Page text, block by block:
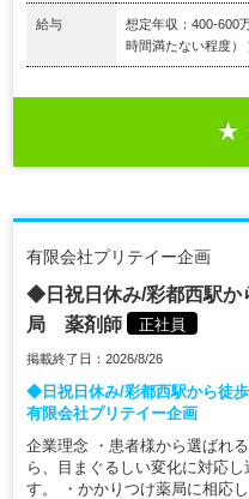
給与
想定年収：400-600
時間満たない程度）
有限会社プリテイー企画
◆日祝日休み/彩都西駅
局 薬剤師
正社員
掲載終了日：2026/8/26
◆日祝日休み/彩都西駅から徒
有限会社プリテイー企画
企業理念 ・患者様から選ばれ
ら、目まぐるしい変化に対応
す。 ・かかりつけ薬局に相応